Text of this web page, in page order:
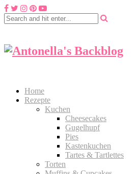
Home
Rezepte
Kuchen
Cheesecakes
Gugelhupf
Pies
Kastenkuchen
Tartes & Tartlettes
Torten